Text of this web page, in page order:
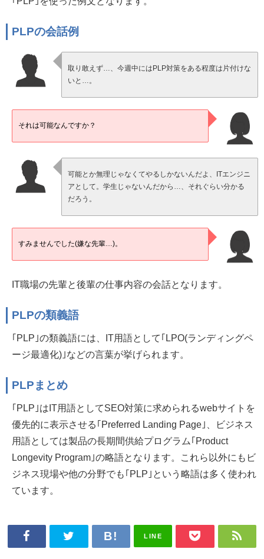
PLPの会話例
取り敢えず…、今週中にはPLP対策をある程度は片付けな
いと…。
それは可能なんですか？
可能とか無理じゃなくてやるしかないんだよ、ITエンジニ
アとして。学生じゃないんだから…、それぐらい分かる
だろう。
すみませんでした(嫌な先輩…)。
IT職場の先輩と後輩の仕事内容の会話となります。
PLPの類義語
｢PLP｣の類義語には、IT用語として｢LPO(ランディングペ
ージ最適化)｣などの言葉が挙げられます。
PLPまとめ
｢PLP｣はIT用語としてSEO対策に求められるwebサイトを
優先的に表示させる｢Preferred Landing Page｣、ビジネス
用語としては製品の長期間供給プログラム｢Product
Longevity Program｣の略語となります。これら以外にもビ
ジネス現場や他の分野でも｢PLP｣という略語は多く使われ
ています。
LINE